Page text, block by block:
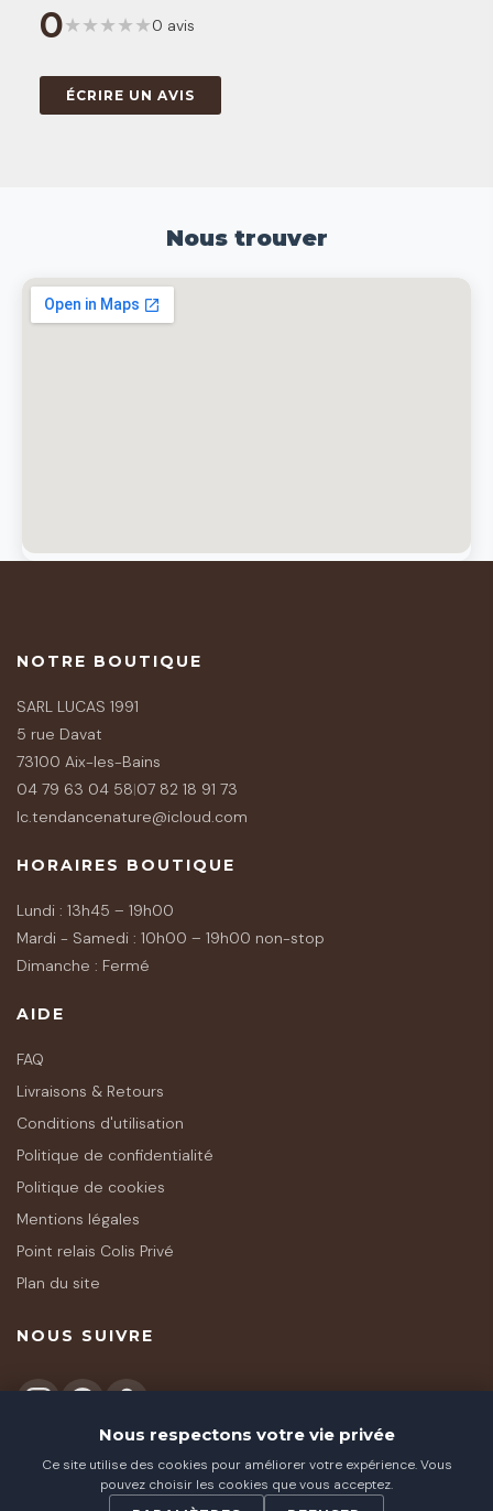
0★★★★★0 avis
ÉCRIRE UN AVIS
Nous trouver
NOTRE BOUTIQUE
SARL LUCAS 1991
5 rue Davat
73100 Aix-les-Bains
04 79 63 04 58|07 82 18 91 73
lc.tendancenature@icloud.com
HORAIRES BOUTIQUE
Lundi : 13h45 – 19h00
Mardi - Samedi : 10h00 – 19h00 non-stop
Dimanche : Fermé
AIDE
FAQ
Livraisons & Retours
Conditions d'utilisation
Politique de confidentialité
Politique de cookies
Mentions légales
Point relais Colis Privé
Plan du site
NOUS SUIVRE
Nous respectons votre vie privée
Ce site utilise des cookies pour améliorer votre expérience. Vous
pouvez choisir les cookies que vous acceptez.